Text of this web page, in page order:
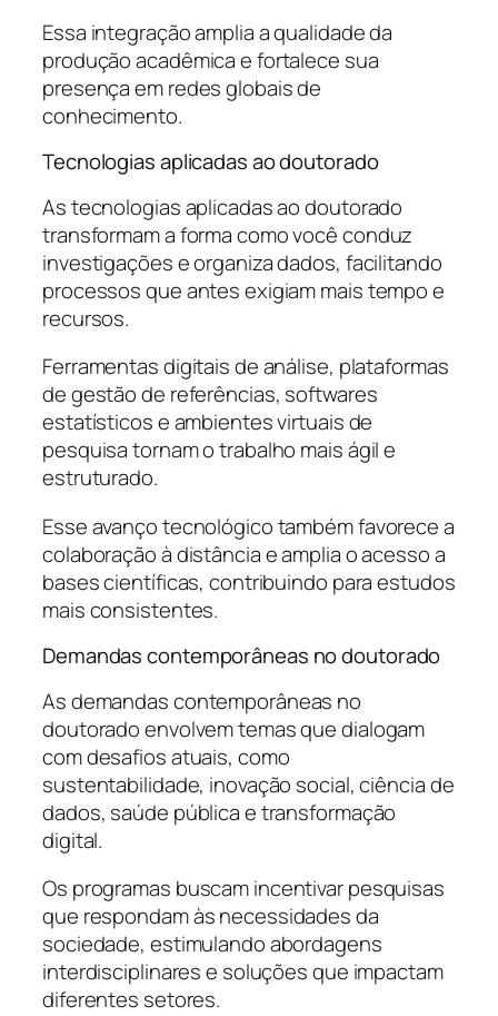
Essa integração amplia a qualidade da
produção acadêmica e fortalece sua
presença em redes globais de
conhecimento.
Tecnologias aplicadas ao doutorado
As tecnologias aplicadas ao doutorado
transformam a forma como você conduz
investigações e organiza dados, facilitando
processos que antes exigiam mais tempo e
recursos.
Ferramentas digitais de análise, plataformas
de gestão de referências, softwares
estatísticos e ambientes virtuais de
pesquisa tornam o trabalho mais ágil e
estruturado.
Esse avanço tecnológico também favorece a
colaboração à distância e amplia o acesso a
bases científicas, contribuindo para estudos
mais consistentes.
Demandas contemporâneas no doutorado
As demandas contemporâneas no
doutorado envolvem temas que dialogam
com desafios atuais, como
sustentabilidade, inovação social, ciência de
dados, saúde pública e transformação
digital.
Os programas buscam incentivar pesquisas
que respondam às necessidades da
sociedade, estimulando abordagens
interdisciplinares e soluções que impactam
diferentes setores.